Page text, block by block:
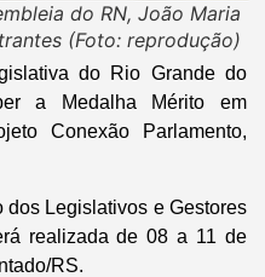
do RN, João Maria
(Foto: reprodução)
do Rio Grande do
a Medalha Mérito em
Conexão Parlamento,
dos Legislativos e Gestores
realizada de 08 a 11 de
RS.